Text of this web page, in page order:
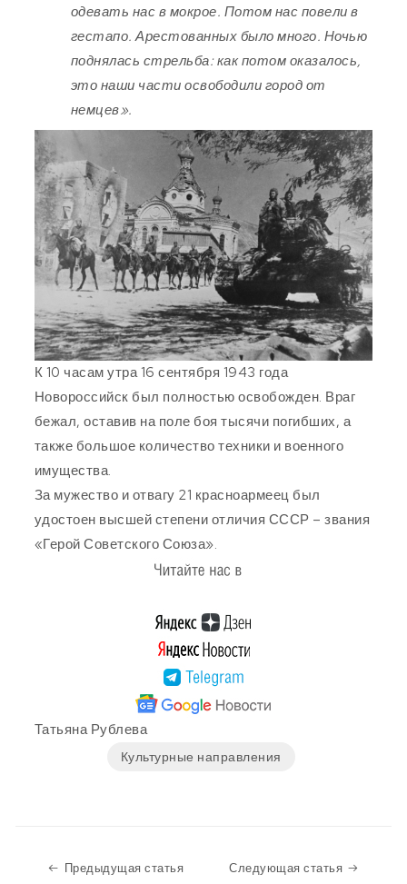
одевать нас в мокрое. Потом нас повели в
гестапо. Арестованных было много. Ночью
поднялась стрельба: как потом оказалось,
это наши части освободили город от
немцев».
К 10 часам утра 16 сентября 1943 года
Новороссийск был полностью освобожден. Враг
бежал, оставив на поле боя тысячи погибших, а
также большое количество техники и военного
имущества.
За мужество и отвагу 21 красноармеец был
удостоен высшей степени отличия СССР – звания
«Герой Советского Союза».
Татьяна Рублева
Культурные направления
Предыдущая статьяПредыдущая статья
Следующая статья